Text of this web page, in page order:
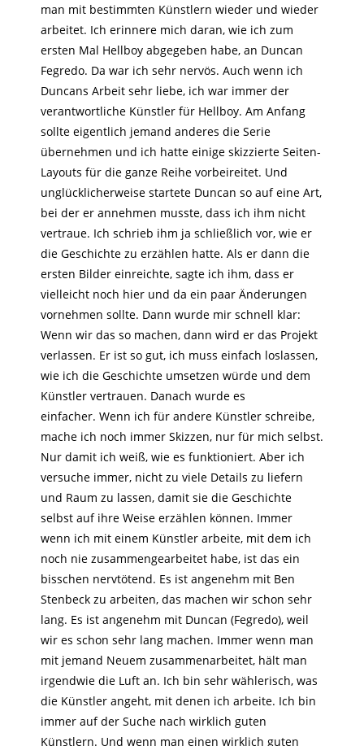
man mit bestimmten Künstlern wieder und wieder
arbeitet. Ich erinnere mich daran, wie ich zum
ersten Mal Hellboy abgegeben habe, an Duncan
Fegredo. Da war ich sehr nervös. Auch wenn ich
Duncans Arbeit sehr liebe, ich war immer der
verantwortliche Künstler für Hellboy. Am Anfang
sollte eigentlich jemand anderes die Serie
übernehmen und ich hatte einige skizzierte Seiten-
Layouts für die ganze Reihe vorbeireitet. Und
unglücklicherweise startete Duncan so auf eine Art,
bei der er annehmen musste, dass ich ihm nicht
vertraue. Ich schrieb ihm ja schließlich vor, wie er
die Geschichte zu erzählen hatte. Als er dann die
ersten Bilder einreichte, sagte ich ihm, dass er
vielleicht noch hier und da ein paar Änderungen
vornehmen sollte. Dann wurde mir schnell klar:
Wenn wir das so machen, dann wird er das Projekt
verlassen. Er ist so gut, ich muss einfach loslassen,
wie ich die Geschichte umsetzen würde und dem
Künstler vertrauen. Danach wurde es
einfacher. Wenn ich für andere Künstler schreibe,
mache ich noch immer Skizzen, nur für mich selbst.
Nur damit ich weiß, wie es funktioniert. Aber ich
versuche immer, nicht zu viele Details zu liefern
und Raum zu lassen, damit sie die Geschichte
selbst auf ihre Weise erzählen können. Immer
wenn ich mit einem Künstler arbeite, mit dem ich
noch nie zusammengearbeitet habe, ist das ein
bisschen nervtötend. Es ist angenehm mit Ben
Stenbeck zu arbeiten, das machen wir schon sehr
lang. Es ist angenehm mit Duncan (Fegredo), weil
wir es schon sehr lang machen. Immer wenn man
mit jemand Neuem zusammenarbeitet, hält man
irgendwie die Luft an. Ich bin sehr wählerisch, was
die Künstler angeht, mit denen ich arbeite. Ich bin
immer auf der Suche nach wirklich guten
Künstlern. Und wenn man einen wirklich guten